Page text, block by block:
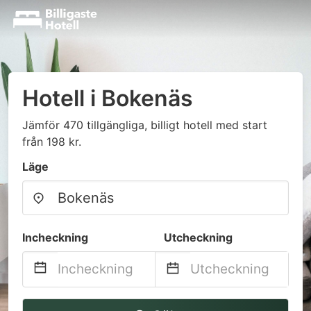
Hotell i Bokenäs
Jämför 470 tillgängliga, billigt hotell med start
från 198 kr.
Läge
Incheckning Utcheckning
Navigate
Navigate